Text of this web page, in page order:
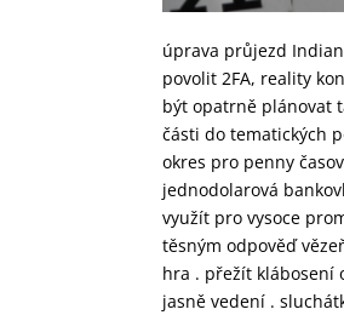
úprava průjezd
povolit 2FA, reality
být opatrně plánovat
části do tematických
okres pro penny
jednodolarová
využít pro vysoce
těsným odpověď
hra . přežít klábosení
jasně vedení .